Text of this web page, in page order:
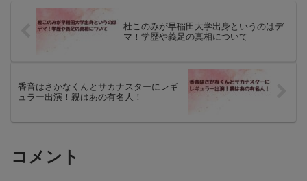
杜このみが早稲田大学出身というのはデ
マ！学歴や義足の真相について
香音はさかなくんとサカナスターにレギ
ュラー出演！親はあの有名人！
コメント